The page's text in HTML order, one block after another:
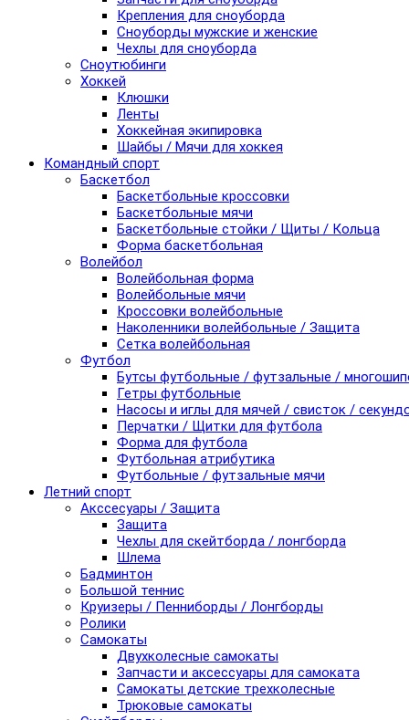
Крепления для сноуборда
Сноуборды мужские и женские
Чехлы для сноуборда
Сноутюбинги
Хоккей
Клюшки
Ленты
Хоккейная экипировка
Шайбы / Мячи для хоккея
Командный спорт
Баскетбол
Баскетбольные кроссовки
Баскетбольные мячи
Баскетбольные стойки / Щиты / Кольца
Форма баскетбольная
Волейбол
Волейбольная форма
Волейбольные мячи
Кроссовки волейбольные
Наколенники волейбольные / Защита
Сетка волейбольная
Футбол
Бутсы футбольные / футзальные /
Гетры футбольные
Насосы и иглы для мячей / свисток /
Перчатки / Щитки для футбола
Форма для футбола
Футбольная атрибутика
Футбольные / футзальные мячи
Летний спорт
Акссесуары / Защита
Защита
Чехлы для скейтборда / лонгборда
Шлема
Бадминтон
Большой теннис
Круизеры / Пенниборды / Лонгборды
Ролики
Самокаты
Двухколесные самокаты
Запчасти и аксессуары для самоката
Самокаты детские трехколесные
Трюковые самокаты